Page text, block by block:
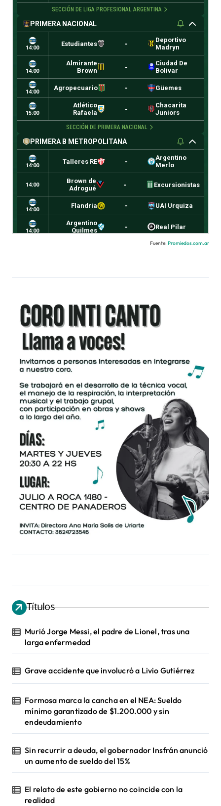
Fuente: Promiedos.com.ar
Títulos
Murió Jorge Messi, el padre de Lionel, tras una
larga enfermedad
Grave accidente que involucró a Livio Gutiérrez
Formosa marca la cancha en el NEA: Sueldo
mínimo garantizado de $1.200.000 y sin
endeudamiento
Sin recurrir a deuda, el gobernador Insfrán anunció
un aumento de sueldo del 15%
El relato de este gobierno no coincide con la
realidad